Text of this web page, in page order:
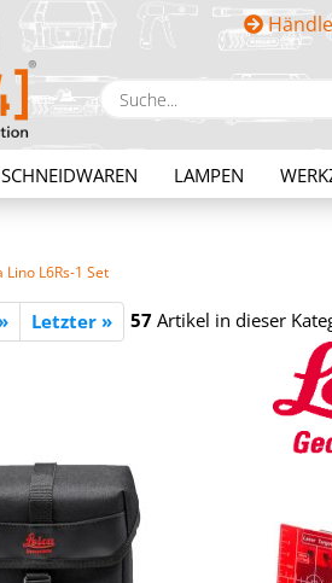
Sprache
SCHNEIDWAREN LAMPEN
Lino L6Rs-1 Set
Letzter » 57 Artikel in dieser